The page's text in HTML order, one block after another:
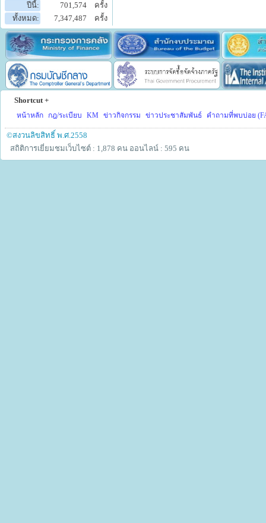
ปีนี้:
701,574
ครั้ง
ทั้งหมด:
7,347,487 ครั้ง
Shortcut +
หน้าหลัก กฎ/ระเบียบ KM ข่าวกิจกรรม ข่าวประชาสัมพันธ์ คำถามที่พบบ่อย
©สงวนลิขสิทธิ์ พ.ศ.2558
สถิติการเยี่ยมชมเว็บไซต์ : 1,878 คน ออนไลน์ : 595 คน